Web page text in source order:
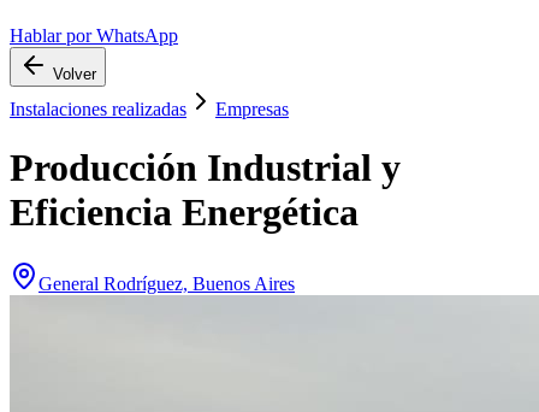
Hablar por WhatsApp
Volver
Instalaciones realizadas Empresas
Producción Industrial y
Eficiencia Energética
General Rodríguez, Buenos Aires